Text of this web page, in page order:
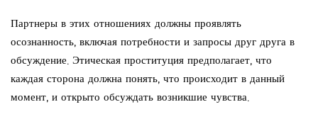
Партнеры в этих отношениях должны проявлять
осознанность, включая потребности и запросы друг друга в
обсуждение. Этическая проституция предполагает, что
каждая сторона должна понять, что происходит в данный
момент, и открыто обсуждать возникшие чувства.